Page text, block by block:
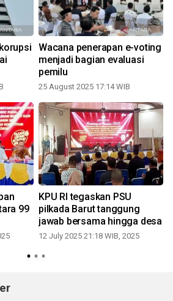
Wacana penerapan e-voting
menjadi bagian evaluasi
pemilu
25 August 2025 17:14 WIB
99
KPU RI tegaskan PSU
pilkada Barut tanggung
jawab bersama hingga desa
12 July 2025 21:18 WIB, 2025